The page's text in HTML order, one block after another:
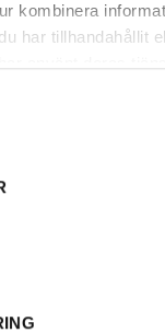
kombinera
har tillhandahållit
06
2026